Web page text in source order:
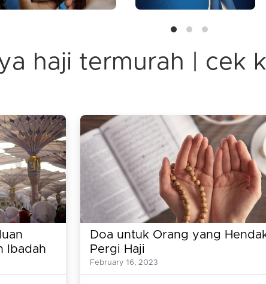
haji termurah | cek
Ibadah
Doa untuk Orang yang
Pergi Haji
February 16, 2023